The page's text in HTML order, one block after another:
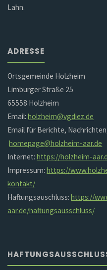
Lahn.
ADRESSE
Ortsgemeinde Holzheim
Limburger Straße 25
65558 Holzheim
Email:holzheim@vgdiez.de
Email für Berichte,
homepage@holzheim-aar.de
Internet:https://holzheim-
Impressum:https://
kontakt/
Haftungsauschluss:https://
aar.de/haftungsausschluss/